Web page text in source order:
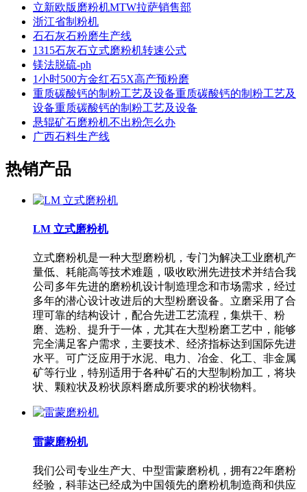
立新欧版磨粉机MTW拉萨销售部
浙江省制粉机
石石灰石粉磨生产线
1315石灰石立式磨粉机转速公式
镁法脱硫-ph
1小时500方金红石5X高产预粉磨
重质碳酸钙的制粉工艺及设备重质碳酸钙的制粉工艺及
设备重质碳酸钙的制粉工艺及设备
悬辊矿石磨粉机不出粉怎么办
广西石料生产线
热销产品
LM 立式磨粉机
立式磨粉机是一种大型磨粉机，专门为解决工业磨机产
量低、耗能高等技术难题，吸收欧洲先进技术并结合我
公司多年先进的磨粉机设计制造理念和市场需求，经过
多年的潜心设计改进后的大型粉磨设备。立磨采用了合
理可靠的结构设计，配合先进工艺流程，集烘干、粉
磨、选粉、提升于一体，尤其在大型粉磨工艺中，能够
完全满足客户需求，主要技术、经济指标达到国际先进
水平。可广泛应用于水泥、电力、冶金、化工、非金属
矿等行业，特别适用于各种矿石的大型制粉加工，将块
状、颗粒状及粉状原料磨成所要求的粉状物料。
雷蒙磨粉机
我们公司专业生产大、中型雷蒙磨粉机，拥有22年磨粉
经验，科菲达已经成为中国领先的磨粉机制造商和供应